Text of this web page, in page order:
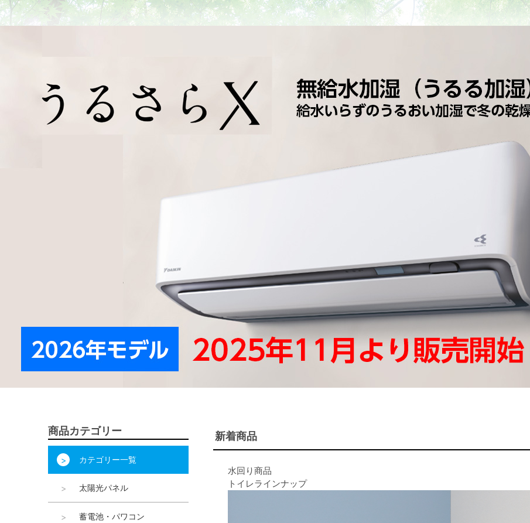
新着商品
水回り商品
トイレラインナップ
商品カテゴリー
カテゴリー一覧
太陽光パネル
蓄電池・パワコン